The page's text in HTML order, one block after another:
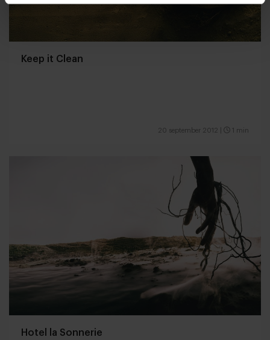
Keep it Clean
20 september 2012 1 min
Hotel la Sonnerie